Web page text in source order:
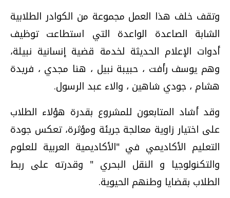
وتقف خلف هذا العمل مجموعة من الكوادر الطلابية
الشابة الصاعدة الواعدة التي استطاعت توظيف
أدوات الإعلام الحديثة لخدمة قضية إنسانية نبيلة،
وهم يوسف رأفت ، حبيبة نبيل ، هنا مجدي ، فريدة
هشام ، جودي شاهين ، والاء عبد الرسول.
وقد أشاد المتابعون للمشروع بقدرة هؤلاء الطلاب
على اختيار زاوية معالجة جريئة ومؤثرة، تعكس جودة
التعليم الأكاديمي في "الأكاديمية العربية للعلوم
والتكنولوجيا و النقل البحري " وقدرته على ربط
الطلاب بقضايا وطنهم الحيوية.